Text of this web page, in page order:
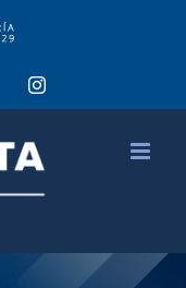
Tiktok Instagram